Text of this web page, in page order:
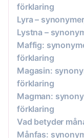
förklaring
Lyra –
Lystna –
Maffig:
förklaring
Magasin:
förklaring
Magman:
förklaring
Vad betyder
Månfas: